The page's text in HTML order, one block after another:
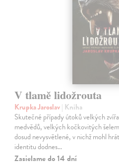
V tlamě lidožrouta
Krupka Jaroslav| Kniha
Skutečné případy útoků velkých
medvědů, velkých kočkovitých
dosud nevysvětlené, v nichž mohl
identitu dodnes…
Zasielame do 14 dní